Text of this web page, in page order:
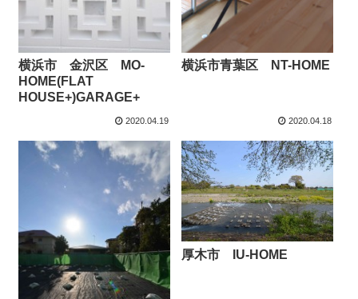
横浜市 金沢区 MO-
HOME(FLAT
HOUSE+)GARAGE+
2020.04.19
横浜市青葉区 NT-HOME
2020.04.18
厚木市 IU-HOME